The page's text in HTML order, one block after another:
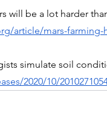
will be a lot harder
article/mars-farming-
simulate soil
2020/10/